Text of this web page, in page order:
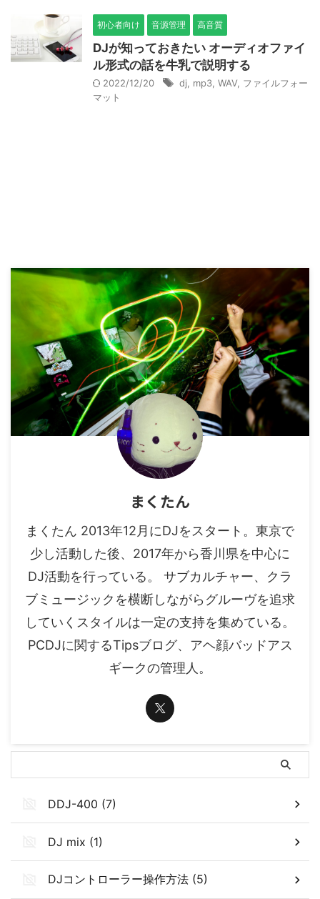
初心者向け 音源管理 高音質
DJが知っておきたい オーディオファイ
ル形式の話を牛乳で説明する
2022/12/20 dj mp3 WAV, ファイルフォー
マット
まくたん
まくたん 2013年12月にDJをスタート。東京で
少し活動した後、2017年から香川県を中心に
DJ活動を行っている。 サブカルチャー、クラ
ブミュージックを横断しながらグルーヴを追求
していくスタイルは一定の支持を集めている。
PCDJに関するTipsブログ、アヘ顔バッドアス
ギークの管理人。
DDJ-400 (7)
DJ mix (1)
DJコントローラー操作方法 (5)